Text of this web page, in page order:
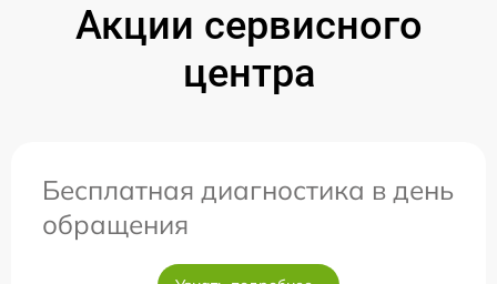
Акции сервисного
центра
Бесплатная диагностика в день
обращения